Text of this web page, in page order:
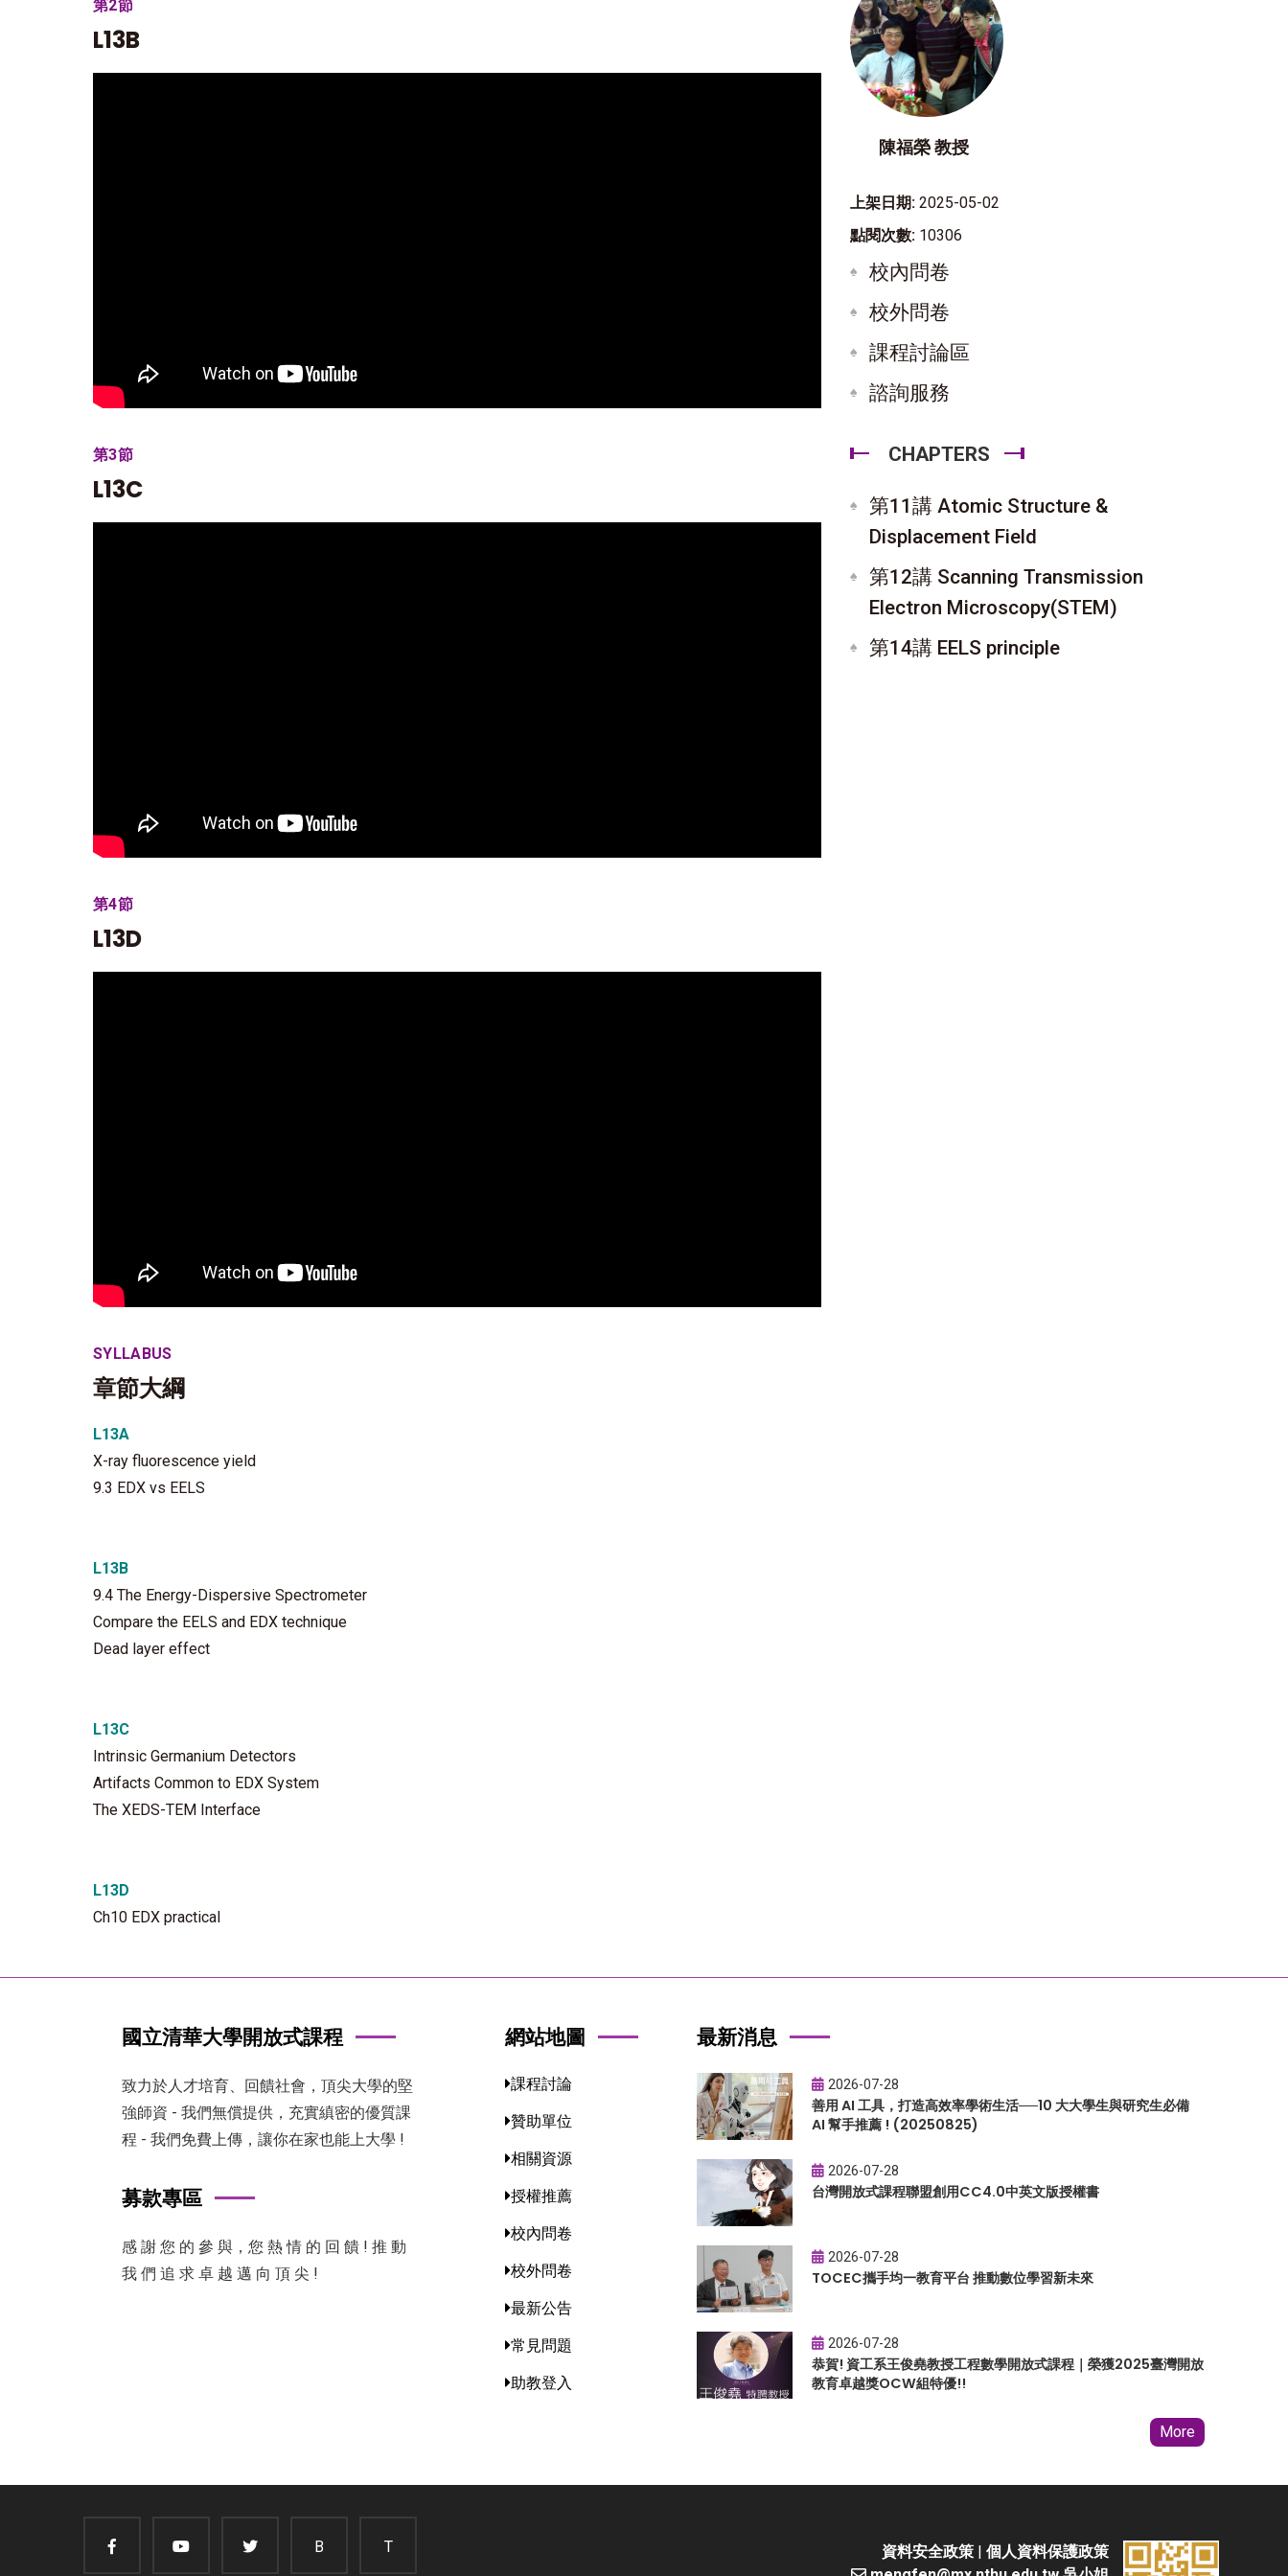
第2節
L13B
第3節
L13C
第4節
L13D
SYLLABUS
章節大綱
L13A
X-ray fluorescence yield
9.3 EDX vs EELS
L13B
9.4 The Energy-Dispersive Spectrometer
Compare the EELS and EDX technique
Dead layer effect
L13C
Intrinsic Germanium Detectors
Artifacts Common to EDX System
The XEDS-TEM Interface
L13D
Ch10 EDX practical
陳福榮 教授
上架日期: 2025-05-02
點閱次數: 10306
校內問卷
校外問卷
課程討論區
諮詢服務
CHAPTERS
第11講 Atomic Structure &
Displacement Field
第12講 Scanning Transmission
Electron Microscopy(STEM)
第14講 EELS principle
國立清華大學開放式課程
致力於人才培育、回饋社會，頂尖大學的堅
強師資 - 我們無償提供，充實縝密的優質課
程 - 我們免費上傳，讓你在家也能上大學 !
募款專區
感 謝 您 的 參 與，您 熱 情 的 回 饋 ! 推 動
我 們 追 求 卓 越 邁 向 頂 尖 !
網站地圖
課程討論
贊助單位
相關資源
授權推薦
校內問卷
校外問卷
最新公告
常見問題
助教登入
最新消息
2026-07-28
善用 AI 工具，打造高效率學術生活──10 大大學生與研究生必備
AI 幫手推薦 ! (20250825)
2026-07-28
台灣開放式課程聯盟創用CC4.0中英文版授權書
2026-07-28
TOCEC攜手均一教育平台 推動數位學習新未來
2026-07-28
恭賀! 資工系王俊堯教授工程數學開放式課程｜榮獲2025臺灣開放
教育卓越獎OCW組特優!!
More
B T 資料安全政策 | 個人資料保護政策